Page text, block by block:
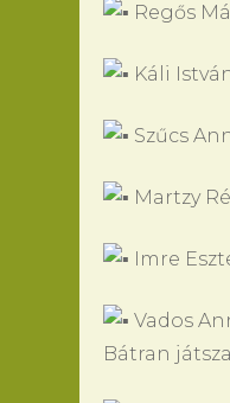
Regős
Káli
Szűcs
Martzy
Imre
Vados
Bátran